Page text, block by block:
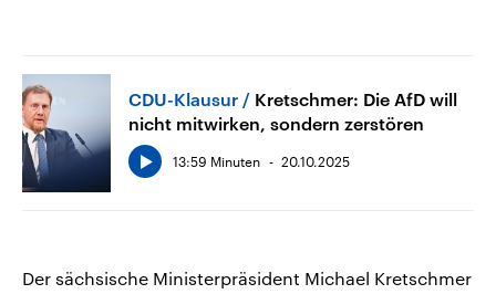
CDU-Klausur
Kretschmer: Die AfD will
nicht mitwirken, sondern zerstören
13:59 Minuten 20.10.2025
Der sächsische Ministerpräsident Michael Kretschmer